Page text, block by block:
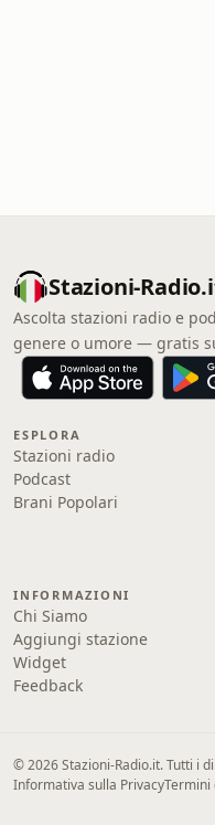
Stazioni-
Ascolta stazioni radio e
genere o umore — gratis
ESPLORA
Stazioni radio
Podcast
Brani Popolari
INFORMAZIONI
Chi Siamo
Aggiungi stazione
Widget
Feedback
© 2026 Stazioni-Radio.it. Tutti i
Informativa sulla PrivacyTermini